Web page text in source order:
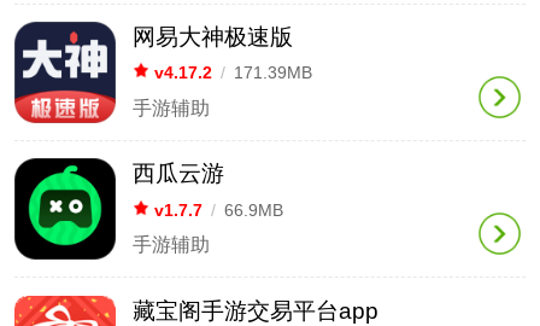
网易大神极速版
v4.17.2 / 171.39MB
手游辅助
西瓜云游
v1.7.7 / 66.9MB
手游辅助
藏宝阁手游交易平台app